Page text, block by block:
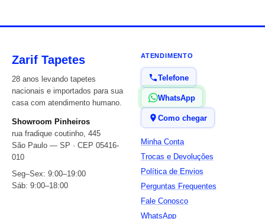
Zarif Tapetes
28 anos levando tapetes
nacionais e importados para sua
casa com atendimento humano.
Showroom Pinheiros
rua fradique coutinho, 445
São Paulo — SP · CEP 05416-
010
Seg–Sex: 9:00–19:00
Sáb: 9:00–18:00
ATENDIMENTO
Telefone
WhatsApp
Como chegar
Minha Conta
Trocas e Devoluções
Política de Envios
Perguntas Frequentes
Fale Conosco
WhatsApp